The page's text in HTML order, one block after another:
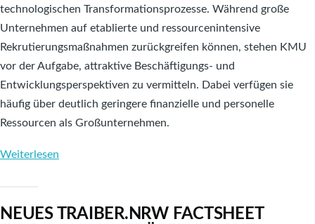
einsetzen
technologischen Transformationsprozesse. Während große
Unternehmen auf etablierte und ressourcenintensive
Rekrutierungsmaßnahmen zurückgreifen können, stehen KMU
vor der Aufgabe, attraktive Beschäftigungs- und
Entwicklungsperspektiven zu vermitteln. Dabei verfügen sie
häufig über deutlich geringere finanzielle und personelle
Ressourcen als Großunternehmen.
Weiterlesen
Factsheet
NEUES TRAIBER.NRW FACTSHEET